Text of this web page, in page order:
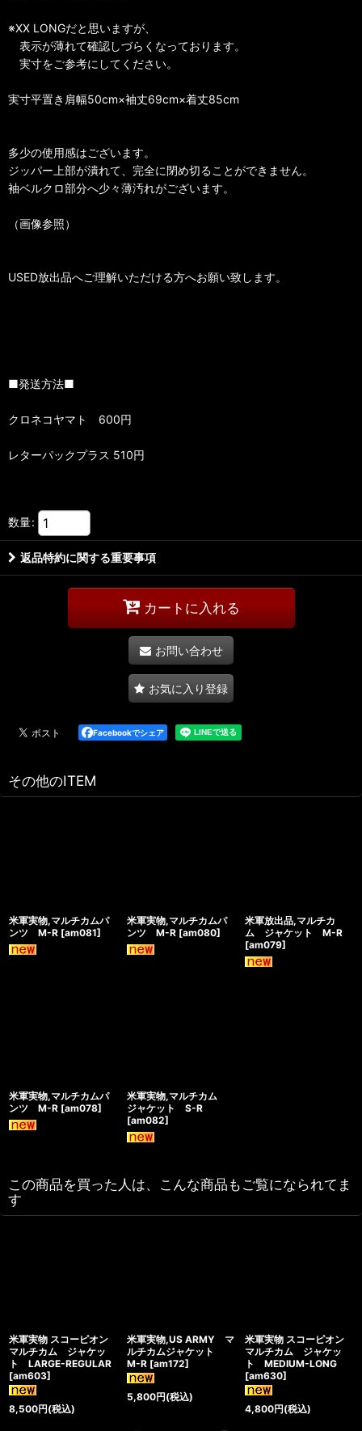
※XX LONGだと思いますが、
表示が薄れて確認しづらくなっております。
実寸をご参考にしてください。
実寸平置き肩幅50cm×袖丈69cm×着丈85cm
多少の使用感はございます。
ジッパー上部が潰れて、完全に閉め切ることができません。
袖ベルクロ部分へ少々薄汚れがございます。
（画像参照）
USED放出品へご理解いただける方へお願い致します。
■発送方法■
クロネコヤマト 600円
レターパックプラス 510円
数量:
返品特約に関する重要事項
カートに入れる
お問い合わせ
お気に入り登録
Facebookでシェア
その他のITEM
米軍実物,マルチカムパ
ンツ M-R [am081]
米軍実物,マルチカムパ
ンツ M-R [am080]
米軍放出品,マルチカ
ム ジャケット M-R
[am079]
米軍実物,マルチカムパ
ンツ M-R [am078]
米軍実物,マルチカム
ジャケット S-R
[am082]
この商品を買った人は、こんな商品もご覧になられてま
す
米軍実物 スコーピオン
マルチカム ジャケッ
ト LARGE-REGULAR
[am603]
8,500円(税込)
米軍実物,US ARMY マ
ルチカムジャケット
M-R [am172]
5,800円(税込)
米軍実物 スコーピオン
マルチカム ジャケッ
ト MEDIUM-LONG
[am630]
4,800円(税込)